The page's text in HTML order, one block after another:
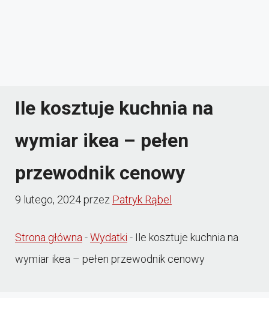
Ile kosztuje kuchnia na
wymiar ikea – pełen
przewodnik cenowy
9 lutego, 2024przez Patryk Rąbel
Strona główna-Wydatki - Ile kosztuje kuchnia na
wymiar ikea – pełen przewodnik cenowy